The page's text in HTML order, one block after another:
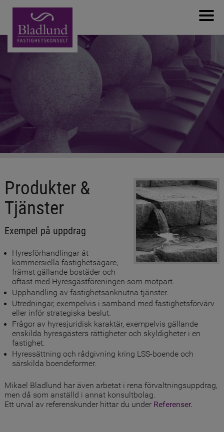
Välkommen
Om bolaget
Produkter & Tjänster
Kontakta oss
Produkter &
Tjänster
Exempel på uppdrag
Hyresförhandlingar åt
kommersiella fastighetsägare,
främst gällande bostäder och
oftast med Hyresgästföreningen som motpart.
Upphandling av fastighetsanknutna tjänster.
Utredningar, exempelvis i samband med fastighetsförvärv
eller inför strategiska beslut.
Frågor av hyresjuridisk karaktär, exempelvis gällande
enskilda hyresgästers rättigheter och skyldigheter i en
fastighet.
Hyressättning och rådgivning kring LSS-boende och
särskilda boendeformer.
Mikael Bladlund har även arbetat i rena förvaltningsuppdrag,
men då som anställd i annat konsultbolag.
Ett urval av referenskunder hittar du under Referenser.